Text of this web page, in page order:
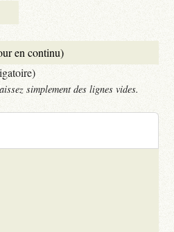
simplement des lignes vides.